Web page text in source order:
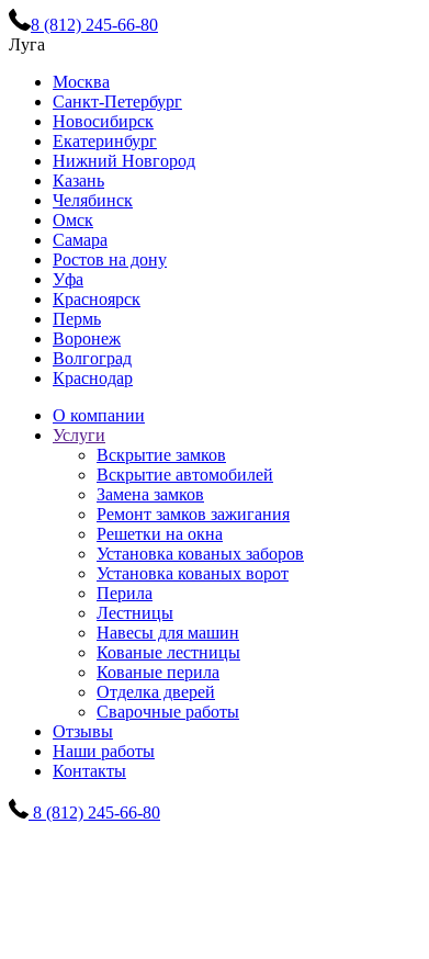
8 (812) 245-66-80
Луга
Москва
Санкт-Петербург
Новосибирск
Екатеринбург
Нижний Новгород
Казань
Челябинск
Омск
Самара
Ростов на дону
Уфа
Красноярск
Пермь
Воронеж
Волгоград
Краснодар
О компании
Услуги
Вскрытие замков
Вскрытие автомобилей
Замена замков
Ремонт замков зажигания
Решетки на окна
Установка кованых заборов
Установка кованых ворот
Перила
Лестницы
Навесы для машин
Кованые лестницы
Кованые перила
Отделка дверей
Сварочные работы
Отзывы
Наши работы
Контакты
8 (812) 245-66-80